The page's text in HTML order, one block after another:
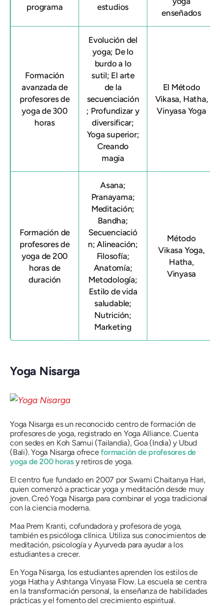
programa
estudios
enseñados
Formación
avanzada de
profesores de
yoga de 300
horas
Evolución del
yoga; De lo
burdo a lo
sutil; El arte
de la
secuenciación
; Profundizar y
diversificar;
Yoga superior;
Creando
magia
El Método
Vikasa, Hatha,
Vinyasa Yoga
Formación de
profesores de
yoga de 200
horas de
duración
Asana;
Pranayama;
Meditación;
Bandha;
Secuenciació
n; Alineación;
Filosofía;
Anatomía;
Metodología;
Estilo de vida
saludable;
Nutrición;
Marketing
Método
Vikasa Yoga,
Hatha,
Vinyasa
Yoga Nisarga
Yoga Nisarga es un reconocido centro de formación de
profesores de yoga, registrado en Yoga Alliance. Cuenta
con sedes en Koh Samui (Tailandia), Goa (India) y Ubud
(Bali). Yoga Nisarga ofreceformación de profesores de
yoga de 200 horasy retiros de yoga.
El centro fue fundado en 2007 por Swami Chaitanya Hari,
quien comenzó a practicar yoga y meditación desde muy
joven. Creó Yoga Nisarga para combinar el yoga tradicional
con la ciencia moderna.
Maa Prem Kranti, cofundadora y profesora de yoga,
también es psicóloga clínica. Utiliza sus conocimientos de
meditación, psicología y Ayurveda para ayudar a los
estudiantes a crecer.
En Yoga Nisarga, los estudiantes aprenden los estilos de
yoga Hatha y Ashtanga Vinyasa Flow. La escuela se centra
en la transformación personal, la enseñanza de habilidades
prácticas y el fomento del crecimiento espiritual.